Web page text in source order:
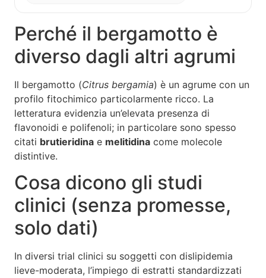
Perché il bergamotto è
diverso dagli altri agrumi
Il bergamotto (Citrus bergamia) è un agrume con un
profilo fitochimico particolarmente ricco. La
letteratura evidenzia un’elevata presenza di
flavonoidi e polifenoli; in particolare sono spesso
citati brutieridina e melitidina come molecole
distintive.
Cosa dicono gli studi
clinici (senza promesse,
solo dati)
In diversi trial clinici su soggetti con dislipidemia
lieve-moderata, l’impiego di estratti standardizzati